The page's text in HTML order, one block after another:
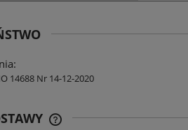
14688 Nr 14-12-2020